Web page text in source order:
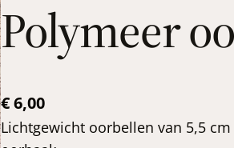
Polymeer
€6,00
Lichtgewicht oorbellen van 5,5